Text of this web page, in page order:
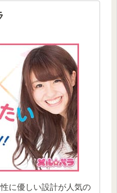
に優しい設計が人気の